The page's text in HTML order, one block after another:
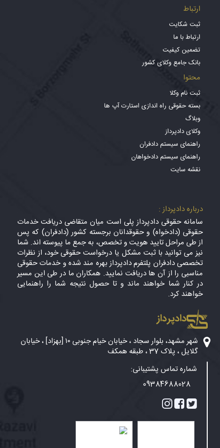
ارتباط
ثبت شکایت
ارتباط با ما
تضمین کیفیت
بانک جامع وکلای کشور
محتوا
ثبت نام وکلا
بسته حقوقی راه اندازی استارت آپ ها
وبلاگ
وکلای دادپرداز
راهنمای سیستم دادفران
راهنمای سیستم دادخواهان
نقشه سایت
درباره دادپرداز :
سامانه حقوقی دادپرداز پلی است میان متقاضی دریافت خدمات
حقوقی (دادخواه) و حقوقدانان برجسته کشور (دادفران) که پس
از طی مراحل تایید هویت و تخصص، به جمع ما پیوسته اند. شما
نیز می توانید با ثبت مشکل یا درخواست حقوقی خود، از نظرات
تخصصی دادفران پلتفرم دادپرداز بهره مند شده و خدمات حقوقی
مناسبی را از آن ها دریافت نمایید. همکاران ما در طی این مسیر
در کنار شما خواهند ماند و تا حصول نتیجه شما را راهنمایی
خواهند کرد.
دادپرداز
شهر مشهد، بلوار سجاد ، خیابان خیام جنوبی ۱۰ [بهزاد] ، خیابان
گلایل ، پلاک 37 ، طبقه همکف
شماره تماس پشتیبانی:
09384688028